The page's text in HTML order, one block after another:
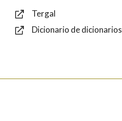
Tergal
Dicionario de dicionarios